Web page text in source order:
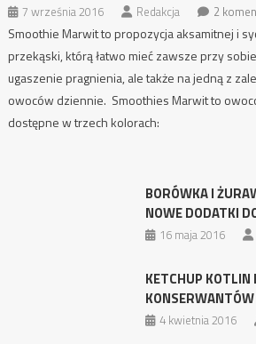
7 września 2016 Redakcja 2
Smoothie Marwit to propozycja aksamitnej i
przekąski, którą łatwo mieć zawsze przy
ugaszenie pragnienia, ale także na jedną z
owoców dziennie. Smoothies Marwit to
dostępne w trzech kolorach:
BORÓWKA I
NOWE DODATKI
16 maja 2016
KETCHUP KOTLIN
4 kwietnia 2016